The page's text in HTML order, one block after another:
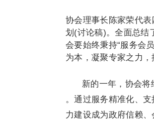
协会理事长陈家荣代
划(讨论稿)。全面总结
会要始终秉持“服务会
为本，凝聚专家之力
新的一年，协会将
。通过服务精准化、
力建设成为政府信赖